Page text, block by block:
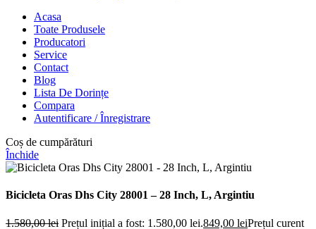
Acasa
Toate Produsele
Producatori
Service
Contact
Blog
Lista De Dorințe
Compara
Autentificare / Înregistrare
Coș de cumpărături
Închide
Bicicleta Oras Dhs City 28001 – 28 Inch, L, Argintiu
1.580,00lei Prețul inițial a fost: 1.580,00 lei.849,00 leiPrețul curent